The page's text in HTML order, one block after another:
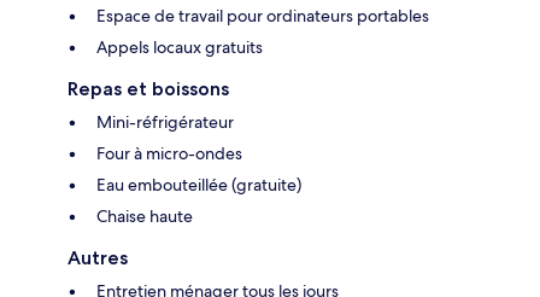
Espace de travail pour ordinateurs portables
Appels locaux gratuits
Repas et boissons
Mini-réfrigérateur
Four à micro-ondes
Eau embouteillée (gratuite)
Chaise haute
Autres
Entretien ménager tous les jours